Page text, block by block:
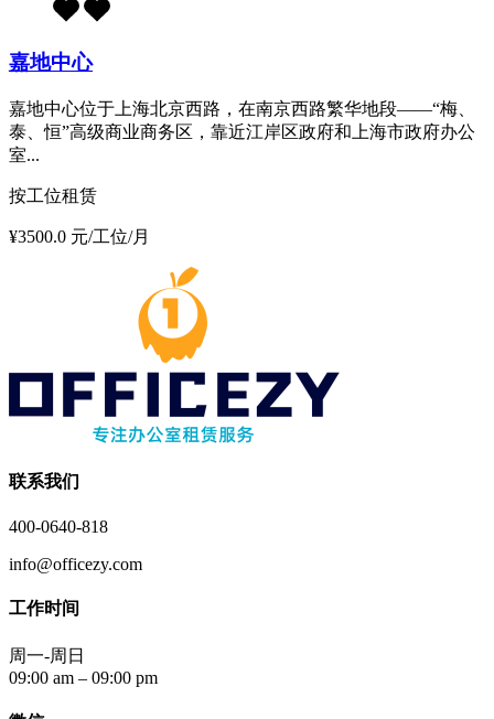
嘉地中心
嘉地中心位于上海北京西路，在南京西路繁华地段——“梅、
泰、恒”高级商业商务区，靠近江岸区政府和上海市政府办公
室...
按工位租赁
¥3500.0 元/工位/月
联系我们
400-0640-818
info@officezy.com
工作时间
周一-周日
09:00 am – 09:00 pm